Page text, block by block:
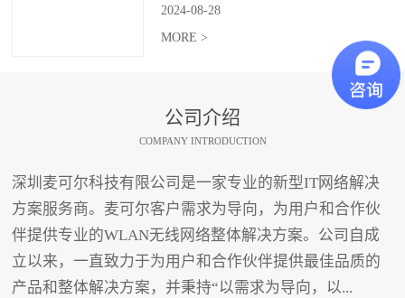
2024-08-28
MORE >
公司介绍
COMPANY INTRODUCTION
深圳麦可尔科技有限公司是一家专业的新型IT网络解决
方案服务商。麦可尔客户需求为导向，为用户和合作伙
伴提供专业的WLAN无线网络整体解决方案。公司自成
立以来，一直致力于为用户和合作伙伴提供最佳品质的
产品和整体解决方案，并秉持“以需求为导向，以...